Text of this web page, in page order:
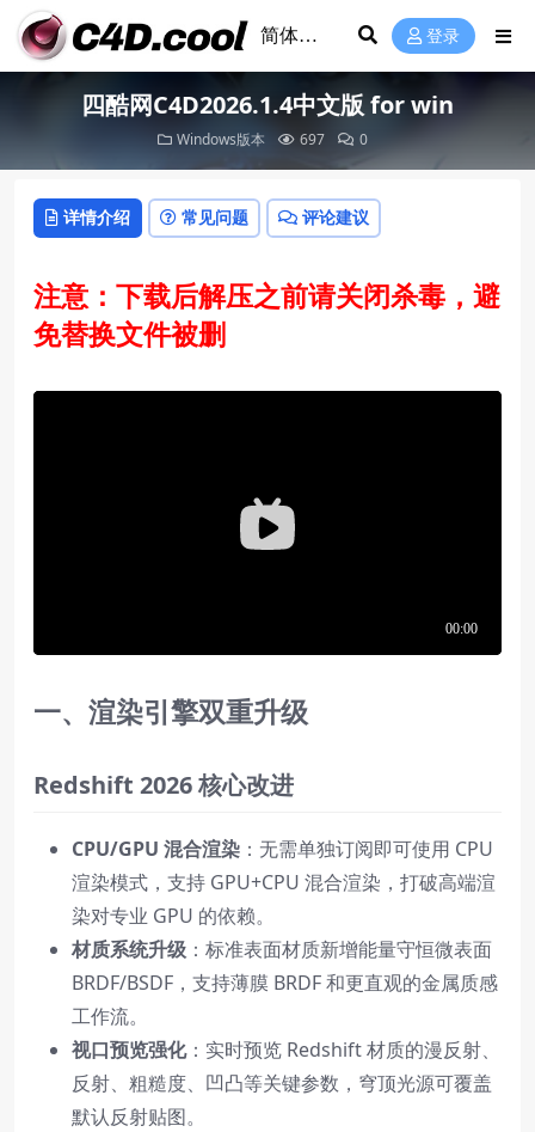
登录
四酷网C4D2026.1.4中文版 for win
Windows版本 697 0
详情介绍 常见问题 评论建议
注意：下载后解压之前请关闭杀毒，避
免替换文件被删
一、渲染引擎双重升级
Redshift 2026 核心改进
CPU/GPU 混合渲染 ：无需单独订阅即可使用 CPU
渲染模式，支持 GPU+CPU 混合渲染，打破高端渲
染对专业 GPU 的依赖。
材质系统升级 ：标准表面材质新增能量守恒微表面
BRDF/BSDF，支持薄膜 BRDF 和更直观的金属质感
工作流。
视口预览强化：实时预览 Redshift 材质的漫反射、
反射、粗糙度、凹凸等关键参数，穹顶光源可覆盖
默认反射贴图。